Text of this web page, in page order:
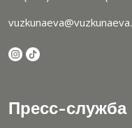
Пресс-служба